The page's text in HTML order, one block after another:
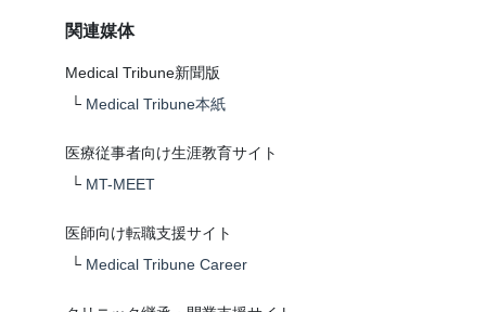
関連媒体
Medical Tribune新聞版
└ Medical Tribune本紙
医療従事者向け生涯教育サイト
└ MT-MEET
医師向け転職支援サイト
└ Medical Tribune Career